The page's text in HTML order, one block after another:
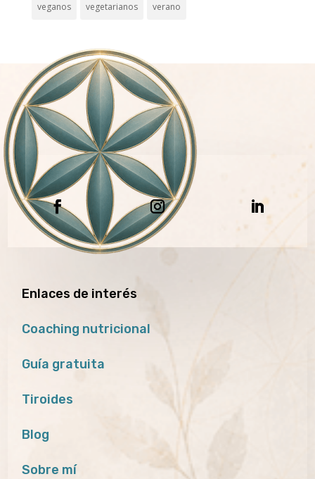
veganos vegetarianos verano
Enlaces de interés
Coaching nutricional
Guía gratuita
Tiroides
Blog
Sobre mí